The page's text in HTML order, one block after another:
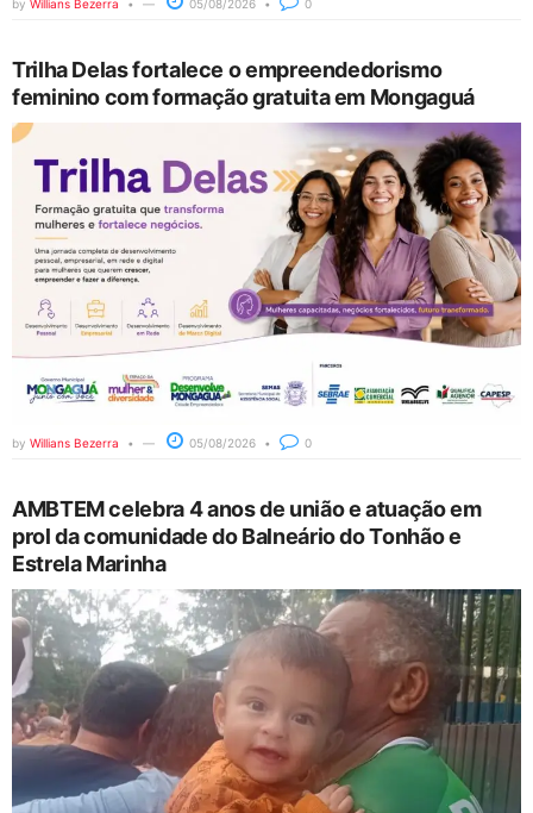
by Willians Bezerra 05/08/2026 0
Trilha Delas fortalece o empreendedorismo
feminino com formação gratuita em Mongaguá
by Willians Bezerra 05/08/2026 0
AMBTEM celebra 4 anos de união e atuação em
prol da comunidade do Balneário do Tonhão e
Estrela Marinha